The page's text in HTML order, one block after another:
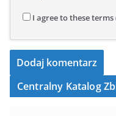
I agree to these
Centralny Katalog